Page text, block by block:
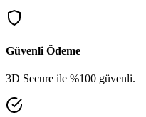
Güvenli Ödeme
3D Secure ile %100 güvenli.